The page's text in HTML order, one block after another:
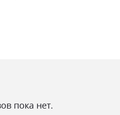
мінімалізм, модерн
пока нет.